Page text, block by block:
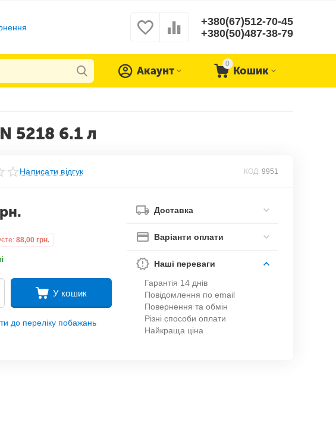
+380(67)512-70-45
+380(50)487-38-79
0
Кошик
Акаунт
5218 6.1 л
Написати відгук КОД: 9951
88,00 грн.
У кошик
до переліку побажань
Доставка
Варіанти оплати
Наші переваги
Гарантія 14 днів
Повідомлення по email
Повернення та обмін
Різні способи оплати
Найкраща ціна